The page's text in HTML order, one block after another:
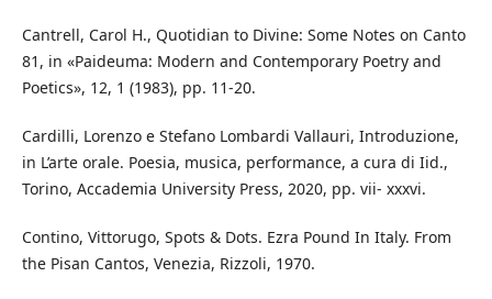
Cantrell, Carol H., Quotidian to Divine: Some Notes on Canto
81, in «Paideuma: Modern and Contemporary Poetry and
Poetics», 12, 1 (1983), pp. 11-20.
Cardilli, Lorenzo e Stefano Lombardi Vallauri, Introduzione,
in L’arte orale. Poesia, musica, performance, a cura di Iid.,
Torino, Accademia University Press, 2020, pp. vii- xxxvi.
Contino, Vittorugo, Spots & Dots. Ezra Pound In Italy. From
the Pisan Cantos, Venezia, Rizzoli, 1970.